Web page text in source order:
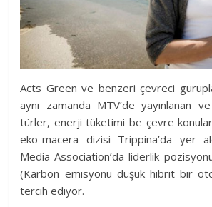
Acts Green ve benzeri çevreci
aynı zamanda MTV’de yayınlanan
türler, enerji tüketimi be çevre
eko-macera dizisi Trippina’da yer
Media Association’da liderlik
(Karbon emisyonu düşük hibrit bir
tercih ediyor.